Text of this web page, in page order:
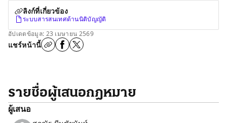
ลิงก์ที่เกี่ยวข้อง
ระบบสารสนเทศด้านนิติบัญญัติ
อัปเดตข้อมูล: 23 เมษายน 2569
แชร์หน้านี้
รายชื่อผู้เสนอกฎหมาย
ผู้เสนอ